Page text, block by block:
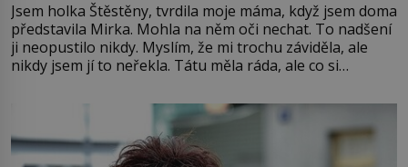
Jsem holka Štěstěny, tvrdila moje máma, když jsem doma
představila Mirka. Mohla na něm oči nechat. To nadšení
ji neopustilo nikdy. Myslím, že mi trochu záviděla, ale
nikdy jsem jí to neřekla. Tátu měla ráda, ale co si
Jsme spolu moc rádi Tehdy byla jiná doba, když